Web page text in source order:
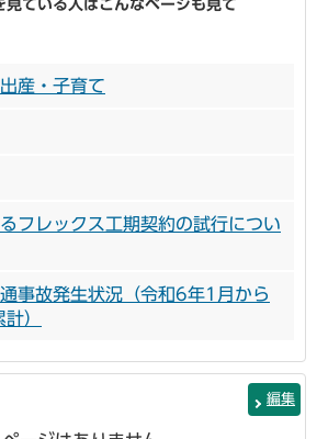
見ている人はこんなページも見て
産・子育て
フレックス工期契約の試行につい
事故発生状況（令和6年1月から
）
編集